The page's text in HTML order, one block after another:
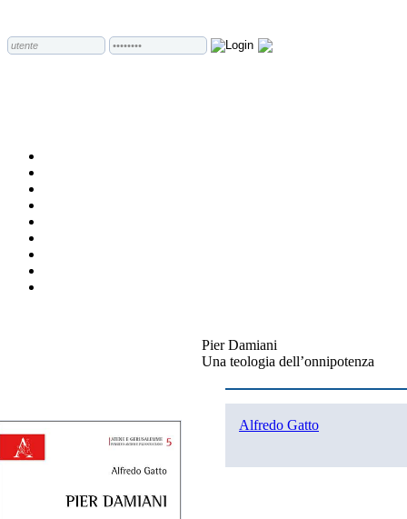
Pier Damiani
Una teologia dell’onnipotenza
Alfredo Gatto